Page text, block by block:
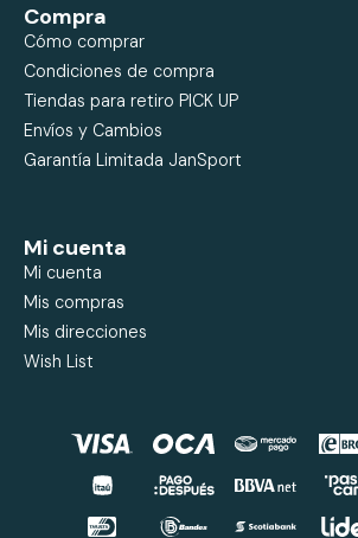
Compra
Cómo comprar
Condiciones de compra
Tiendas para retiro PICK UP
Envíos y Cambios
Garantía Limitada JanSport
Mi cuenta
Mi cuenta
Mis compras
Mis direcciones
Wish List